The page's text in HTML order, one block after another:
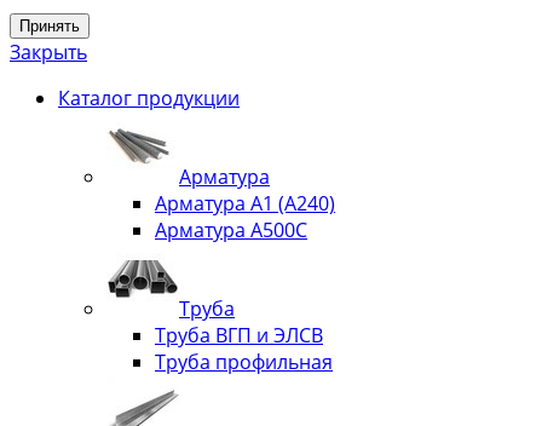
Принять
Закрыть
Каталог продукции
Арматура
Арматура А1 (А240)
Арматура А500С
Труба
Труба ВГП и ЭЛСВ
Труба профильная